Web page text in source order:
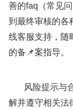
善的faq（常见
到最终审核的各
线客服支持，随
的备📌案指导。
风险提示与
解并遵守相关法